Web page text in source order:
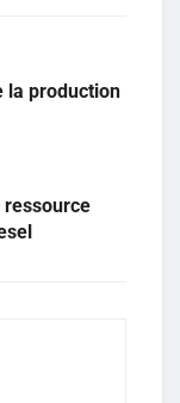
la production
ressource